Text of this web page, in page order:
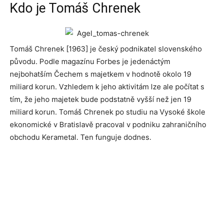
Kdo je Tomáš Chrenek
Tomáš Chrenek [1963] je český podnikatel slovenského
původu. Podle magazínu Forbes je jedenáctým
nejbohatším Čechem s majetkem v hodnotě okolo 19
miliard korun. Vzhledem k jeho aktivitám lze ale počítat s
tím, že jeho majetek bude podstatně vyšší než jen 19
miliard korun. Tomáš Chrenek po studiu na Vysoké škole
ekonomické v Bratislavě pracoval v podniku zahraničního
obchodu Kerametal. Ten funguje dodnes.